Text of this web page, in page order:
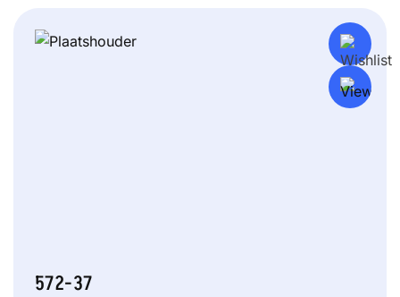
572-37